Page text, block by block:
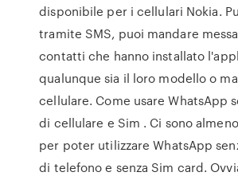
disponibile per i cellulari Nokia.
tramite SMS, puoi mandare
contatti che hanno installato
qualunque sia il loro modello o
cellulare. Come usare WhatsApp
di cellulare e Sim . Ci sono
per poter utilizzare WhatsApp
di telefono e senza Sim card.